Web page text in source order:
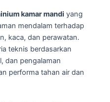
kamar mandi yang
mendalam terhadap
kaca, dan perawatan.
teknis berdasarkan
dan pengalaman
performa tahan air dan